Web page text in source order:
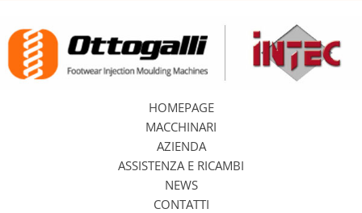
HOMEPAGE
MACCHINARI
AZIENDA
ASSISTENZA E RICAMBI
NEWS
CONTATTI